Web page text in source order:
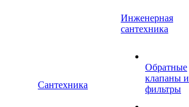
Сантехника
Инженерная
сантехника
Обратные
клапаны и
фильтры